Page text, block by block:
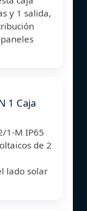
y 1 salida,
1 Caja
1-M IP65
de 2
lado solar